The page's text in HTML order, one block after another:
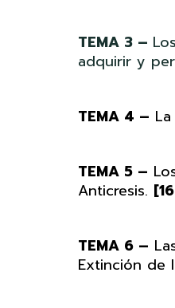
TEMA 3 –
adquirir y
TEMA 4 –
TEMA 5 –
Anticresis.
TEMA 6 –
Extinción de